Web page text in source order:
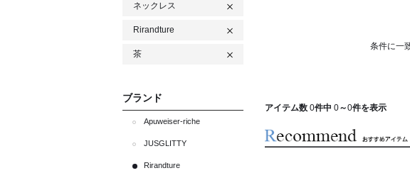
ネックレス
Rirandture
茶
ブランド
Apuweiser-riche
JUSGLITTY
Rirandture
条件に一
アイテム数 0件中 0～0件を表示